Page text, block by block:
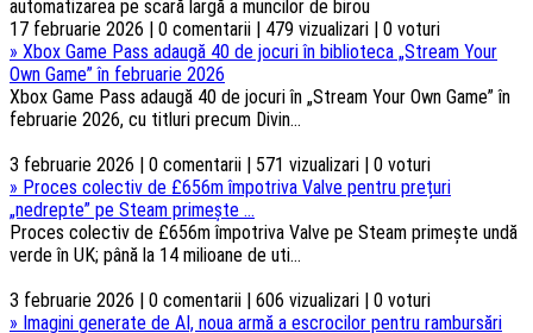
17 februarie 2026 | 0 comentarii | 479 vizualizari | 0 voturi
» Xbox Game Pass adaugă 40 de jocuri în biblioteca „Stream Your
Own Game” în februarie 2026
Xbox Game Pass adaugă 40 de jocuri în „Stream Your Own Game” în
februarie 2026, cu titluri precum Divin...
3 februarie 2026 | 0 comentarii | 571 vizualizari | 0 voturi
» Proces colectiv de £656m împotriva Valve pentru prețuri
„nedrepte” pe Steam primește ...
Proces colectiv de £656m împotriva Valve pe Steam primește undă
verde în UK; până la 14 milioane de uti...
3 februarie 2026 | 0 comentarii | 606 vizualizari | 0 voturi
» Imagini generate de AI, noua armă a escrocilor pentru rambursări